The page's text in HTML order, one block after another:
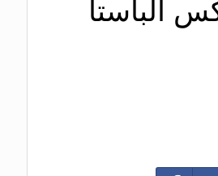
الباستا